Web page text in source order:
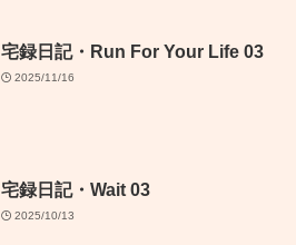
宅録日記・Run For Your Life 03
2025/11/16
宅録日記・Wait 03
2025/10/13